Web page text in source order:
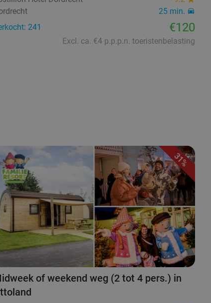
25 min.
241
€120
Excl. ca. €4 p.p.p.n. toeristenbelasting
31%
of weekend weg (2 tot 4 pers.) in